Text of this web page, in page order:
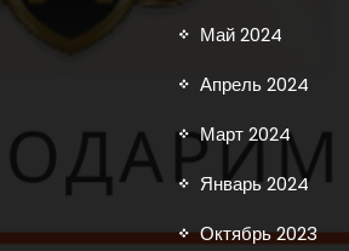
Май 2024
Апрель 2024
Март 2024
Январь 2024
Октябрь 2023